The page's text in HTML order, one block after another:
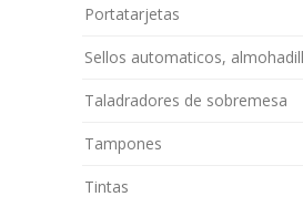
Portatarjetas
Sellos automaticos,
Taladradores de sobremesa
Tampones
Tintas